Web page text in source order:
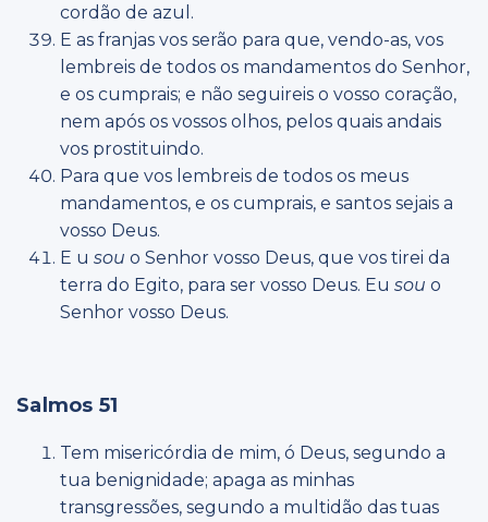
cordão de azul.
E as franjas vos serão para que, vendo-as, vos
lembreis de todos os mandamentos do Senhor,
e os cumprais; e não seguireis o vosso coração,
nem após os vossos olhos, pelos quais andais
vos prostituindo.
Para que vos lembreis de todos os meus
mandamentos, e os cumprais, e santos sejais a
vosso Deus.
E u sou o Senhor vosso Deus, que vos tirei da
terra do Egito, para ser vosso Deus. Eu sou o
Senhor vosso Deus.
Salmos 51
Tem misericórdia de mim, ó Deus, segundo a
tua benignidade; apaga as minhas
transgressões, segundo a multidão das tuas